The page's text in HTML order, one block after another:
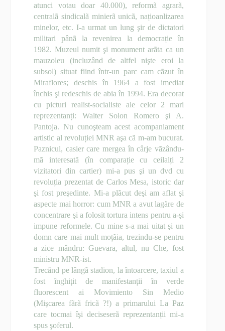
atunci votau doar 40.000), reformã agrarã,
centralã sindicalã minierã unicã, națioanlizarea
minelor, etc. I-a urmat un lung şir de dictatori
militari pânã la revenirea la democrație în
1982. Muzeul numit şi monument arãta ca un
mauzoleu (incluzând de altfel nişte eroi la
subsol) situat fiind într-un parc cam cãzut în
Miraflores; deschis în 1964 a fost imediat
închis şi redeschis de abia în 1994. Era decorat
cu picturi realist-socialiste ale celor 2 mari
reprezentanți: Walter Solon Romero şi A.
Pantoja. Nu cunoşteam acest acompaniament
artistic al revoluției MNR aşa cã m-am bucurat.
Paznicul, casier care mergea în cârje vãzându-
mã interesatã (în comparație cu ceilalți 2
vizitatori din cartier) mi-a pus şi un dvd cu
revoluția prezentat de Carlos Mesa, istoric dar
şi fost preşedinte. Mi-a plãcut deşi am aflat şi
aspecte mai horror: cum MNR a avut lagãre de
concentrare şi a folosit tortura intens pentru a-şi
impune reformele. Cu mine s-a mai uitat şi un
domn care mai mult moțãia, trezindu-se pentru
a zice mândru: Guevara, altul, nu Che, fost
ministru MNR-ist.
Trecând pe lângã stadion, la întoarcere, taxiul a
fost înghițit de manifestanții în verde
fluorescent ai Movimiento Sin Medio
(Mişcarea fãrã fricã ?!) a primarului La Paz
care tocmai îşi deciseserã reprezentanții mi-a
spus şoferul.